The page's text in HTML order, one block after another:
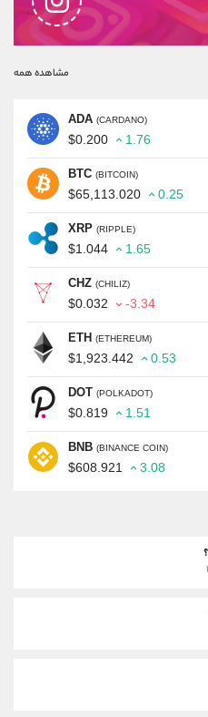
مشاهده همه
ADA (CARDANO)
$0.200 1.76
BTC (BITCOIN)
$65,113.020 0.25
XRP (RIPPLE)
$1.044 1.65
CHZ (CHILIZ)
$0.032 -3.34
ETH (ETHEREUM)
$1,923.442 0.53
DOT (POLKADOT)
$0.819 1.51
BNB (BINANCE COIN)
$608.921 3.08